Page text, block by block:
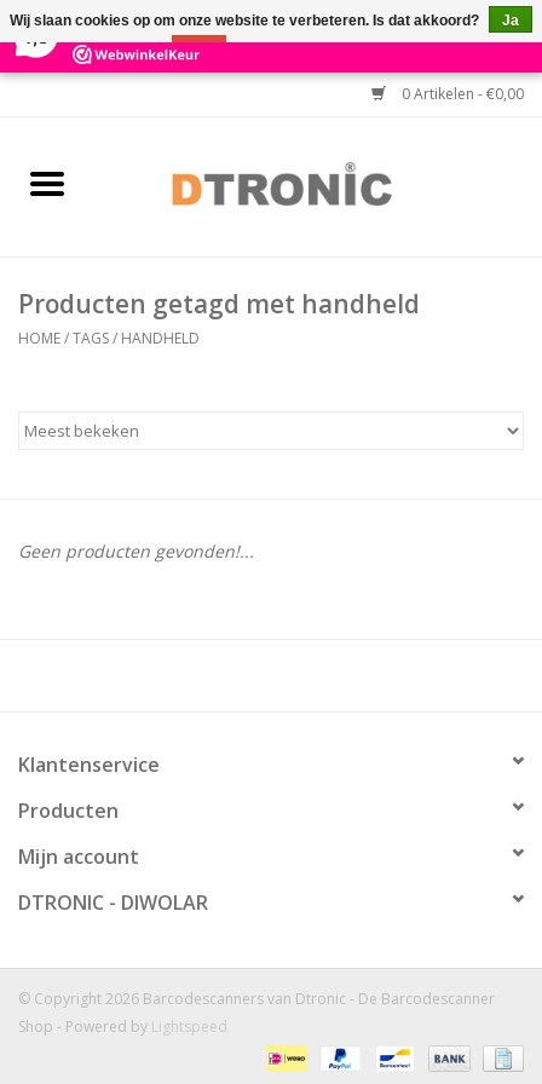
3 Reviews ×
0 Artikelen - €0,00
BARCODESCANNERS
HULP BIJ INSTALLATIE
Producten getagd met handheld
HOME/TAGS/ HANDHELD
Geen producten gevonden!...
Klantenservice
Producten
Mijn account
DTRONIC - DIWOLAR
© Copyright 2026 Barcodescanners van Dtronic - De Barcodescanner
Shop - Powered by Lightspeed
Wij slaan cookies op om onze website te verbeteren. Is dat akkoord?
Ja
Nee